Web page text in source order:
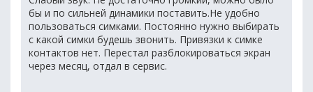
бы и по сильней динамики поставить.Не удобно
пользоваться симками. Постоянно нужно выбирать
с какой симки будешь звонить. Привязки к симке
контактов нет. Перестал разблокироваться экран
через месяц, отдал в сервис.